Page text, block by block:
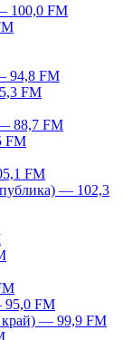
100,0 FM
94,8 FM
FM
88,7 FM
FM
FM
— 102,3
95,0 FM
край) — 99,9 FM